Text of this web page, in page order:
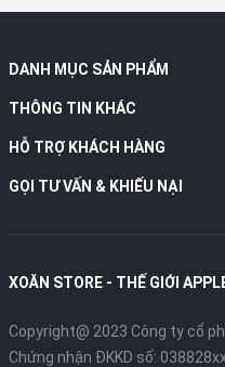
DANH MỤC SẢN PHẨM
THÔNG TIN KHÁC
HỖ TRỢ KHÁCH HÀNG
GỌI TƯ VẤN & KHIẾU NẠI
XOĂN STORE - THẾ GIỚI
Copyright@ 2023 Công ty cổ
Chứng nhận ĐKKD số: